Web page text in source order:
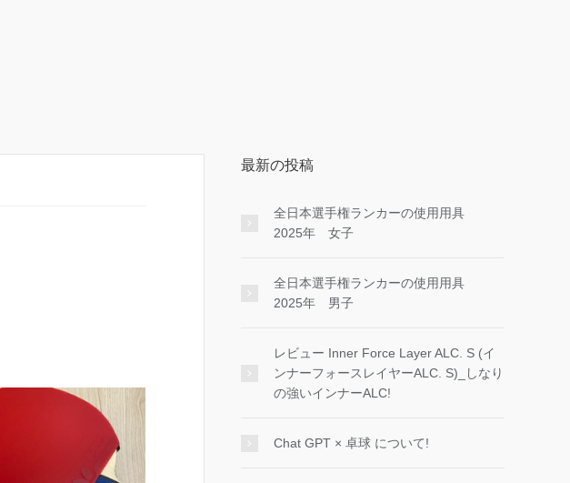
最新の投稿
全日本選手権ランカーの使用用具
2025年 女子
全日本選手権ランカーの使用用具
2025年 男子
レビュー Inner Force Layer ALC. S (イ
ンナーフォースレイヤーALC. S)_しなり
の強いインナーALC!
Chat GPT × 卓球 について!